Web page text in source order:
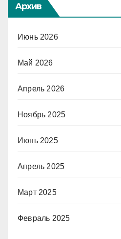
Архив
Июнь 2026
Май 2026
Апрель 2026
Ноябрь 2025
Июнь 2025
Апрель 2025
Март 2025
Февраль 2025